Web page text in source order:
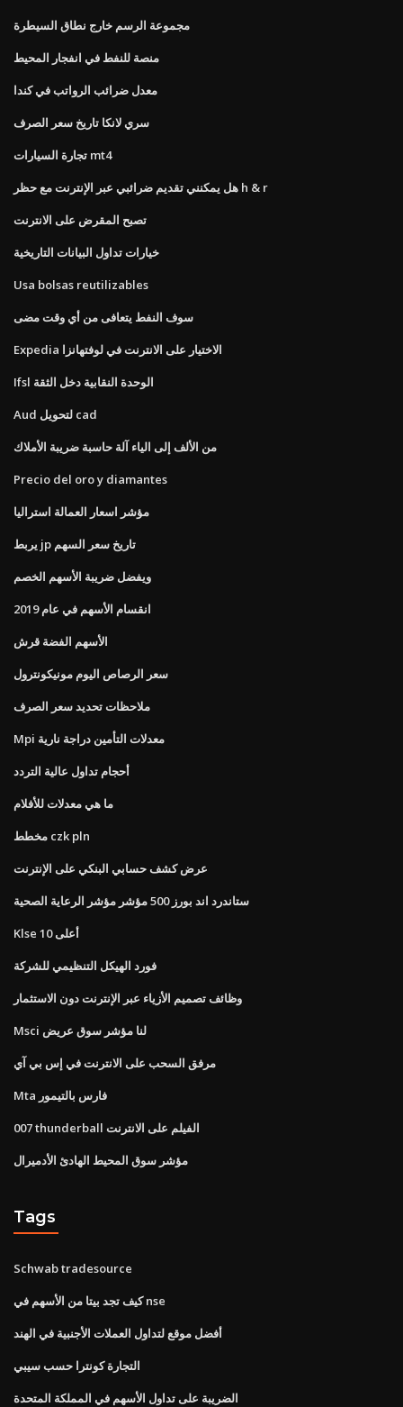
مجموعة الرسم خارج نطاق السيطرة
منصة للنفط في انفجار المحيط
معدل ضرائب الرواتب في كندا
سري لانكا تاريخ سعر الصرف
تجارة السيارات mt4
هل يمكنني تقديم ضرائبي عبر الإنترنت مع حظر h & r
تصبح المقرض على الانترنت
خيارات تداول البيانات التاريخية
Usa bolsas reutilizables
سوف النفط يتعافى من أي وقت مضى
Expedia الاختيار على الانترنت في لوفتهانزا
Ifsl الوحدة النقابية دخل الثقة
Aud لتحويل cad
من الألف إلى الياء آلة حاسبة ضريبة الأملاك
Precio del oro y diamantes
مؤشر اسعار العمالة استراليا
يربط jp تاريخ سعر السهم
ويفضل ضريبة الأسهم الخصم
انقسام الأسهم في عام 2019
الأسهم الفضة قرش
سعر الرصاص اليوم مونيكونترول
ملاحظات تحديد سعر الصرف
Mpi معدلات التأمين دراجة نارية
أحجام تداول عالية التردد
ما هي معدلات للأفلام
مخطط czk pln
عرض كشف حسابي البنكي على الإنترنت
ستاندرد اند بورز 500 مؤشر مؤشر الرعاية الصحية
Klse أعلى 10
فورد الهيكل التنظيمي للشركة
وظائف تصميم الأزياء عبر الإنترنت دون الاستثمار
Msci لنا مؤشر سوق عريض
مرفق السحب على الانترنت في إس بي آي
Mta فارس بالتيمور
007 thunderball الفيلم على الانترنت
مؤشر سوق المحيط الهادئ الأدميرال
Tags
Schwab tradesource
كيف تجد بيتا من الأسهم في nse
أفضل موقع لتداول العملات الأجنبية في الهند
التجارة كونترا حسب سيبي
الضريبة على تداول الأسهم في المملكة المتحدة